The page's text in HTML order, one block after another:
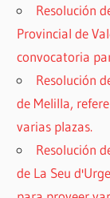
Resolución
Provincial de
convocatoria
Resolución
de Melilla,
varias plazas.
Resolución
de La Seu